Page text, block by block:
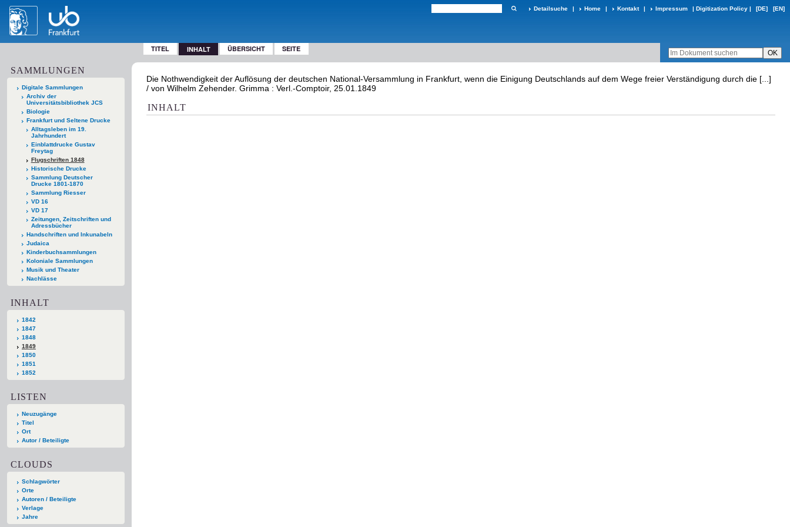
Detailsuche | Home | Kontakt | Impressum | Digitization Policy | [DE] [EN]
TITEL INHALT ÜBERSICHT SEITE
SAMMLUNGEN
Digitale Sammlungen
Archiv der
Universitätsbibliothek JCS
Biologie
Frankfurt und Seltene Drucke
Alltagsleben im 19.
Jahrhundert
Einblattdrucke Gustav
Freytag
Flugschriften 1848
Historische Drucke
Sammlung Deutscher
Drucke 1801-1870
Sammlung Riesser
VD 16
VD 17
Zeitungen, Zeitschriften und
Adressbücher
Handschriften und Inkunabeln
Judaica
Kinderbuchsammlungen
Koloniale Sammlungen
Musik und Theater
Nachlässe
INHALT
1842
1847
1848
1849
1850
1851
1852
LISTEN
Neuzugänge
Titel
Ort
Autor / Beteiligte
CLOUDS
Schlagwörter
Orte
Autoren / Beteiligte
Verlage
Jahre
Die Nothwendigkeit der Auflösung der deutschen National-Versammlung in Frankfurt, wenn die Einigung Deutschlands auf dem Wege freier Verständigung durch die [...]
/ von Wilhelm Zehender. Grimma : Verl.-Comptoir, 25.01.1849
INHALT